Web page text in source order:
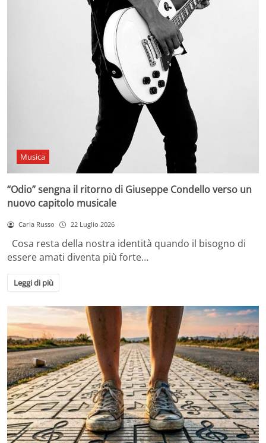
Musica
“Odio” sengna il ritorno di Giuseppe Condello verso un
nuovo capitolo musicale
Carla Russo 22 Luglio 2026
Cosa resta della nostra identità quando il bisogno di
essere amati diventa più forte…
Leggi di più